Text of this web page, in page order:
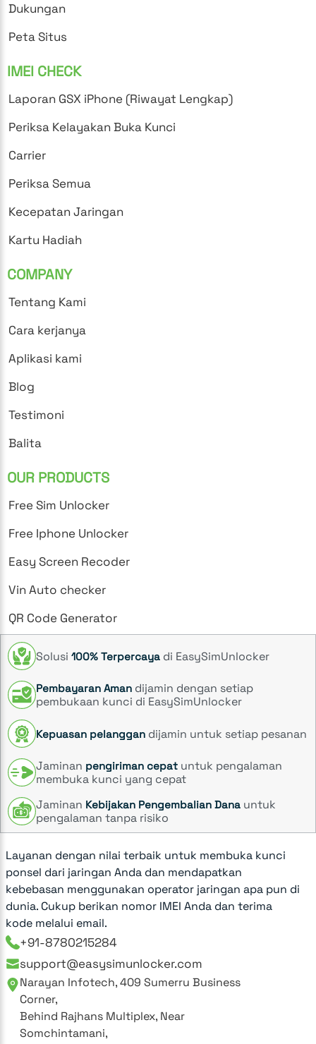
Dukungan
Peta Situs
IMEI CHECK
Laporan GSX iPhone (Riwayat Lengkap)
Periksa Kelayakan Buka Kunci
Carrier
Periksa Semua
Kecepatan Jaringan
Kartu Hadiah
COMPANY
Tentang Kami
Cara kerjanya
Aplikasi kami
Blog
Testimoni
Balita
OUR PRODUCTS
Free Sim Unlocker
Free Iphone Unlocker
Easy Screen Recoder
Vin Auto checker
QR Code Generator
Solusi 100% Terpercaya di EasySimUnlocker
Pembayaran Aman dijamin dengan setiap
pembukaan kunci di EasySimUnlocker
Kepuasan pelanggan dijamin untuk setiap pesanan
Jaminan pengiriman cepat untuk pengalaman
membuka kunci yang cepat
Jaminan Kebijakan Pengembalian Dana untuk
pengalaman tanpa risiko
Layanan dengan nilai terbaik untuk membuka kunci
ponsel dari jaringan Anda dan mendapatkan
kebebasan menggunakan operator jaringan apa pun di
dunia. Cukup berikan nomor IMEI Anda dan terima
kode melalui email.
+91-8780215284
support@easysimunlocker.com
Narayan Infotech, 409 Sumerru Business
Corner,
Behind Rajhans Multiplex, Near
Somchintamani,